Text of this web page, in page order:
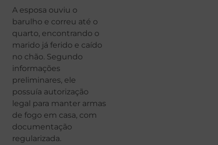
A esposa ouviu o
barulho e correu até o
quarto, encontrando o
marido já ferido e caído
no chão. Segundo
informações
preliminares, ele
possuía autorização
legal para manter armas
de fogo em casa, com
documentação
regularizada.